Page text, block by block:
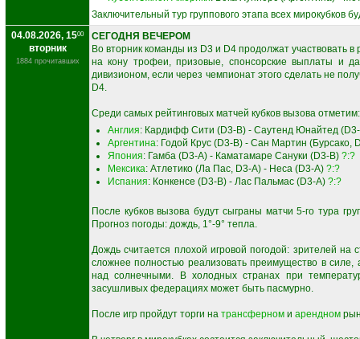
Заключительный тур группового этапа всех мирокубков
04.08.2026, 1500
вторник
1884 прочитавших
СЕГОДНЯ ВЕЧЕРОМ
Во вторник команды из D3 и D4 продолжат участвовать
на кону трофеи, призовые, спонсорские выплаты и
дивизионом, если через чемпионат этого сделать не
D4.
Среди самых рейтинговых матчей кубков вызова отметим:
Англия: Кардифф Сити (D3-B) - Саутенд Юнайтед
Аргентина: Годой Крус (D3-B) - Сан Мартин (Бурсако,
Япония: Гамба (D3-A) - Каматамаре Сануки (D3-B) ?:?
Мексика: Атлетико (Ла Пас, D3-A) - Неса (D3-A) ?:?
Испания: Конкенсе (D3-B) - Лас Пальмас (D3-A) ?:?
После кубков вызова будут сыграны матчи 5-го тура
Прогноз погоды: дождь, 1°-9° тепла.
Дождь считается плохой игровой погодой: зрителей
сложнее полностью реализовать преимущество в
над солнечными. В холодных странах при
засушливых федерациях может быть пасмурно.
После игр пройдут торги на трансферном и арендном